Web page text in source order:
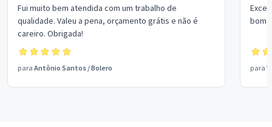
Fui muito bem atendida com um trabalho de
qualidade. Valeu a pena, orçamento grátis e não é
careiro. Obrigada!
para Antônio Santos /Bolero
bom
para